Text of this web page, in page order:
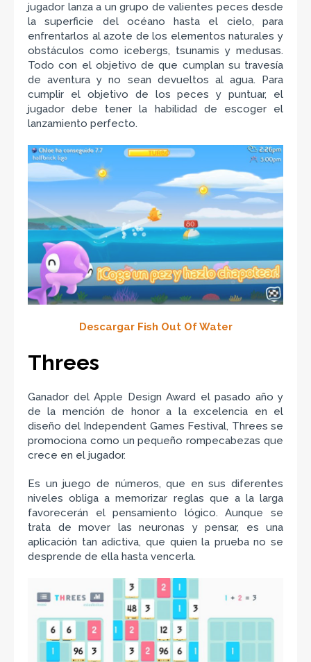
jugador lanza a un grupo de valientes peces desde
la superficie del océano hasta el cielo, para
enfrentarlos al azote de los elementos naturales y
obstáculos como icebergs, tsunamis y medusas.
Todo con el objetivo de que cumplan su travesía
de aventura y no sean devueltos al agua. Para
cumplir el objetivo de los peces y puntuar, el
jugador debe tener la habilidad de escoger el
lanzamiento perfecto.
Descargar Fish Out Of Water
Threes
Ganador del Apple Design Award el pasado año y
de la mención de honor a la excelencia en el
diseño del Independent Games Festival, Threes se
promociona como un pequeño rompecabezas que
crece en el jugador.
Es un juego de números, que en sus diferentes
niveles obliga a memorizar reglas que a la larga
favorecerán el pensamiento lógico. Aunque se
trata de mover las neuronas y pensar, es una
aplicación tan adictiva, que quien la prueba no se
desprende de ella hasta vencerla.